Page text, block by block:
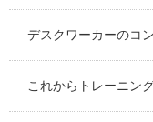
デスクワーカーのコ
これからトレーニン